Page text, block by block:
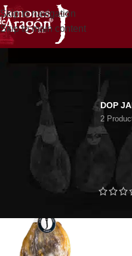
Skip to navigation
Skip to main content
DOP
2
PRODUCTOS MÁS